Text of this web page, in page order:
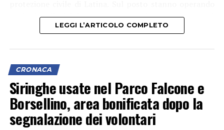
tecnici da parte di personale specializzato dei
Carabinieri del R.I.S. di Roma, per determinare l’esatta
anche i vigili del fuoco con un’autobotte e da poco è
arrivato l’elicottero antincendio del corpo che sta
LEGGI L’ARTICOLO COMPLETO
CRONACA
Siringhe usate nel Parco Falcone e
Borsellino, area bonificata dopo la
segnalazione dei volontari